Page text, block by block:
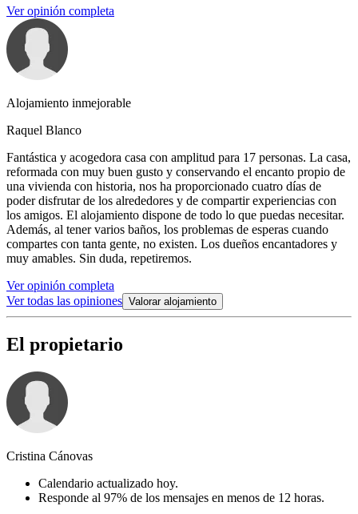
Ver opinión completa
Alojamiento inmejorable
Raquel Blanco
Fantástica y acogedora casa con amplitud para 17 personas. La casa,
reformada con muy buen gusto y conservando el encanto propio de
una vivienda con historia, nos ha proporcionado cuatro días de
poder disfrutar de los alrededores y de compartir experiencias con
los amigos. El alojamiento dispone de todo lo que puedas necesitar.
Además, al tener varios baños, los problemas de esperas cuando
compartes con tanta gente, no existen. Los dueños encantadores y
muy amables. Sin duda, repetiremos.
Ver opinión completa
Ver todas las opiniones Valorar alojamiento
El propietario
Cristina Cánovas
Calendario actualizado hoy.
Responde al 97% de los mensajes en menos de 12 horas.